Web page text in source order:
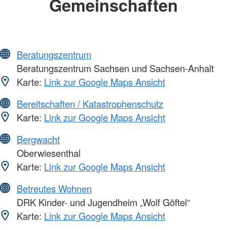
Gemeinschaften
Beratungszentrum
Beratungszentrum Sachsen und Sachsen-Anhalt
Karte: Link zur Google Maps Ansicht
Bereitschaften / Katastrophenschutz
Karte: Link zur Google Maps Ansicht
Bergwacht
Oberwiesenthal
Karte: Link zur Google Maps Ansicht
Betreutes Wohnen
DRK Kinder- und Jugendheim „Wolf Göftel“
Karte: Link zur Google Maps Ansicht